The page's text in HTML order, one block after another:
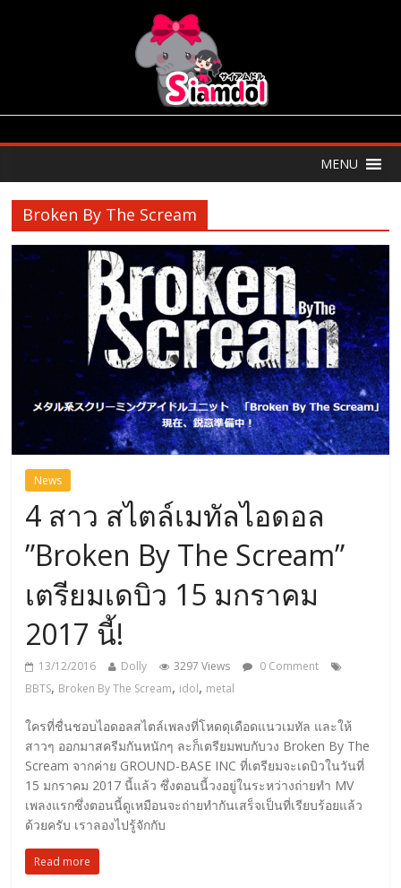
MENU
Broken By The Scream
News
4 สาว สไตล์เมทัลไอดอล
”Broken By The Scream”
เตรียมเดบิว 15 มกราคม
2017 นี้!
13/12/2016 Dolly 3297 Views
0 Comment
BBTS, Broken By The Scream, idol, metal
ใครที่ชื่นชอบไอดอลสไตล์เพลงที่โหดดุเดือดแนวเมทัล และให้
สาวๆ ออกมาสครีมกันหนักๆ ละก็เตรียมพบกับวง Broken By The
Scream จากค่าย GROUND-BASE INC ที่เตรียมจะเดบิวในวันที่
15 มกราคม 2017 นี้แล้ว ซึ่งตอนนี้วงอยู่ในระหว่างถ่ายทำ MV
เพลงแรกซึ่งตอนนี้ดูเหมือนจะถ่ายทำกันเสร็จเป็นที่เรียบร้อยแล้ว
ด้วยครับ เราลองไปรู้จักกับ
Read more